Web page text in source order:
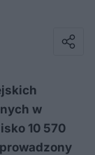
w
10 570